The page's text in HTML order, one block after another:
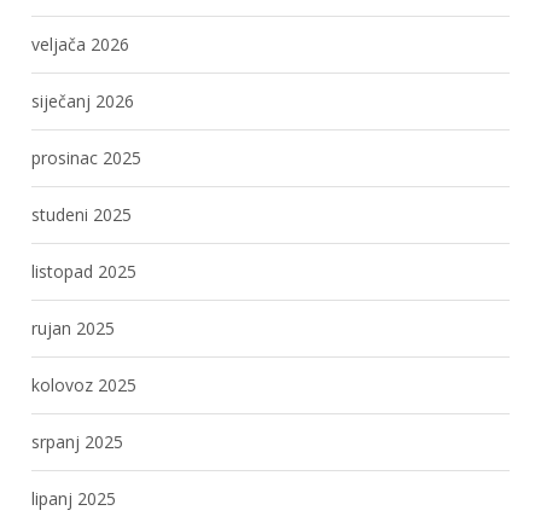
veljača 2026
siječanj 2026
prosinac 2025
studeni 2025
listopad 2025
rujan 2025
kolovoz 2025
srpanj 2025
lipanj 2025